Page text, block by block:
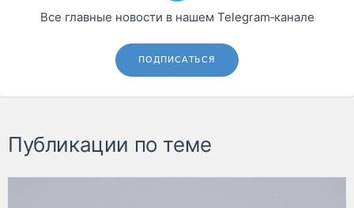
Все главные новости в нашем Telegram‑канале
ПОДПИСАТЬСЯ
Публикации по теме